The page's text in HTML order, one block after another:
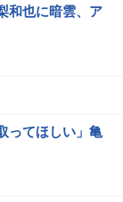
和也に暗雲、ア
ってほしい」亀